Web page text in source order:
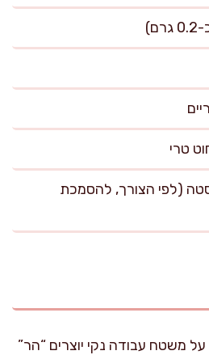
פסטה (לפי הצורך, להסמכת
על משטח עבודה נקי יוצרים “הר”